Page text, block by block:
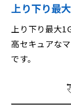
上り下り最
上り下り最大
高セキュアな
です。